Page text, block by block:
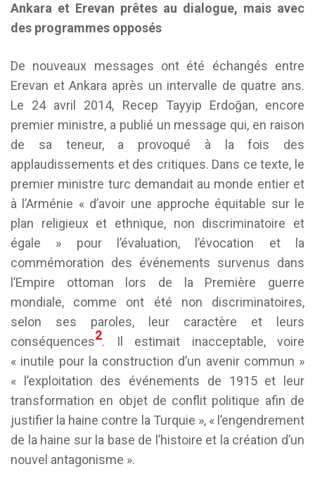
Ankara et Erevan prêtes au dialogue, mais avec
des programmes opposés
De nouveaux messages ont été échangés entre
Erevan et Ankara après un intervalle de quatre ans.
Le 24 avril 2014, Recep Tayyip Erdoğan, encore
premier ministre, a publié un message qui, en raison
de sa teneur, a provoqué à la fois des
applaudissements et des critiques. Dans ce texte, le
premier ministre turc demandait au monde entier et
à l’Arménie « d’avoir une approche équitable sur le
plan religieux et ethnique, non discriminatoire et
égale » pour l’évaluation, l’évocation et la
commémoration des événements survenus dans
l’Empire ottoman lors de la Première guerre
mondiale, comme ont été non discriminatoires,
selon ses paroles, leur caractère et leurs
conséquences2. Il estimait inacceptable, voire
« inutile pour la construction d’un avenir commun »
« l’exploitation des événements de 1915 et leur
transformation en objet de conflit politique afin de
justifier la haine contre la Turquie », « l’engendrement
de la haine sur la base de l’histoire et la création d’un
nouvel antagonisme ».